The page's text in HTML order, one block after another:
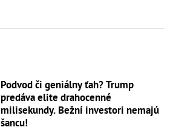
Podvod či geniálny ťah? Trump
predáva elite drahocenné
milisekundy. Bežní investori nemajú
šancu!